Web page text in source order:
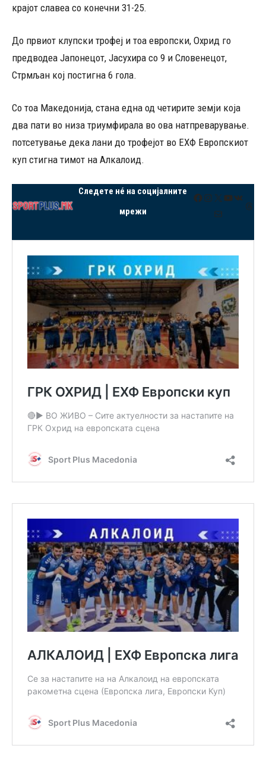
крајот славеа со конечни 31-25.
До првиот клупски трофеј и тоа европски, Охрид го
предводеа Јапонецот, Јасухира со 9 и Словенецот,
Стрмљан кој постигна 6 гола.
Со тоа Македонија, стана една од четирите земји која
два пати во низа триумфирала во ова натпреварување.
потсетување дека лани до трофејот во ЕХФ Европскиот
куп стигна тимот на Алкалоид.
Следете нé на социјалните
мрежи
Facebook
Instagram
X YouTube
VK
Mail